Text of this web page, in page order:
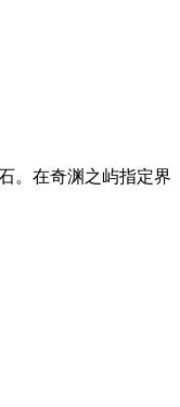
。在奇渊之屿指定界